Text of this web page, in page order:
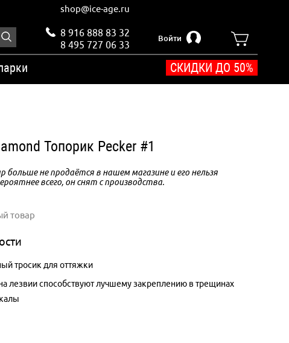
shop@ice-age.ru
8 916 888 83 32
8 495 727 06 33
Войти
СКИДКИ ДО 50%
Топорик Pecker #1
не продаётся в нашем магазине и его нельзя
всего, он снят с производства.
товар
тросик для оттяжки
лезвии способствуют лучшему закреплению в трещинах